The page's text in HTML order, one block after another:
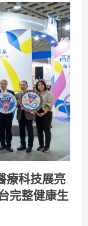
療科技展亮
完整健康生